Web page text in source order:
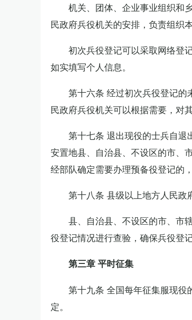
机关、团体、企业事业组织和
民政府兵役机关的安排，负责组织
初次兵役登记可以采取网络登
如实填写个人信息。
第十六条 经过初次兵役登记的
民政府兵役机关可以根据需要，对
第十七条 退出现役的士兵自退
安置地县、自治县、不设区的市、
经部队确定需要办理预备役登记的
第十八条 县级以上地方人民政
县、自治县、不设区的市、市
役登记情况进行查验，确保兵役登
第三章 平时征集
第十九条 全国每年征集服现
定。